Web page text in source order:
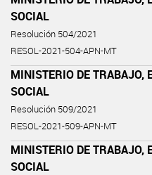
SOCIAL
Resolución 504/2021
RESOL-2021-504-APN-MT
MINISTERIO DE TRABAJO,
SOCIAL
Resolución 509/2021
RESOL-2021-509-APN-MT
MINISTERIO DE TRABAJO,
SOCIAL